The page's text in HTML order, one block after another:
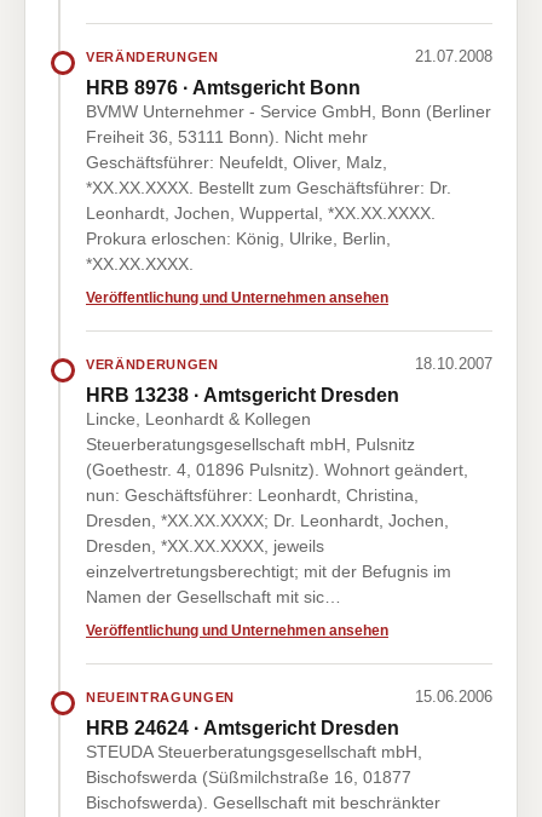
VERÄNDERUNGEN 21.07.2008
HRB 8976 · Amtsgericht Bonn
BVMW Unternehmer - Service GmbH, Bonn (Berliner
Freiheit 36, 53111 Bonn). Nicht mehr
Geschäftsführer: Neufeldt, Oliver, Malz,
*XX.XX.XXXX. Bestellt zum Geschäftsführer: Dr.
Leonhardt, Jochen, Wuppertal, *XX.XX.XXXX.
Prokura erloschen: König, Ulrike, Berlin,
*XX.XX.XXXX.
Veröffentlichung und Unternehmen ansehen
VERÄNDERUNGEN 18.10.2007
HRB 13238 · Amtsgericht Dresden
Lincke, Leonhardt & Kollegen
Steuerberatungsgesellschaft mbH, Pulsnitz
(Goethestr. 4, 01896 Pulsnitz). Wohnort geändert,
nun: Geschäftsführer: Leonhardt, Christina,
Dresden, *XX.XX.XXXX; Dr. Leonhardt, Jochen,
Dresden, *XX.XX.XXXX, jeweils
einzelvertretungsberechtigt; mit der Befugnis im
Namen der Gesellschaft mit sic…
Veröffentlichung und Unternehmen ansehen
NEUEINTRAGUNGEN 15.06.2006
HRB 24624 · Amtsgericht Dresden
STEUDA Steuerberatungsgesellschaft mbH,
Bischofswerda (Süßmilchstraße 16, 01877
Bischofswerda). Gesellschaft mit beschränkter